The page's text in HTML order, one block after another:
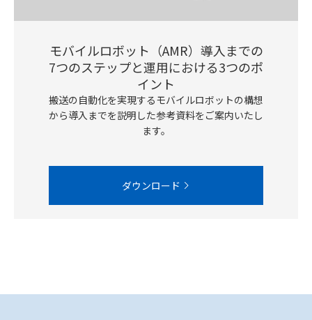
モバイルロボット（AMR）導入までの
7つのステップと運用における3つのポ
イント
搬送の自動化を実現するモバイルロボットの構想
から導入までを説明した参考資料をご案内いたし
ます。
ダウンロード